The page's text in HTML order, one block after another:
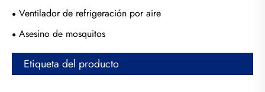
Ventilador de refrigeración por aire
Asesino de mosquitos
Etiqueta del producto